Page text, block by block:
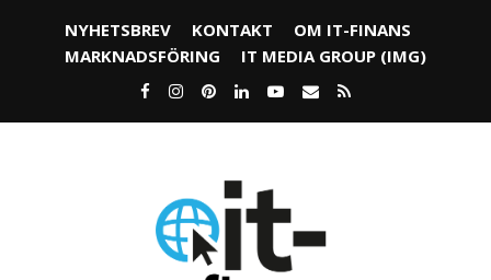
NYHETSBREV KONTAKT
OM IT-FINANS
MARKNADSFÖRING
IT MEDIA GROUP (IMG)